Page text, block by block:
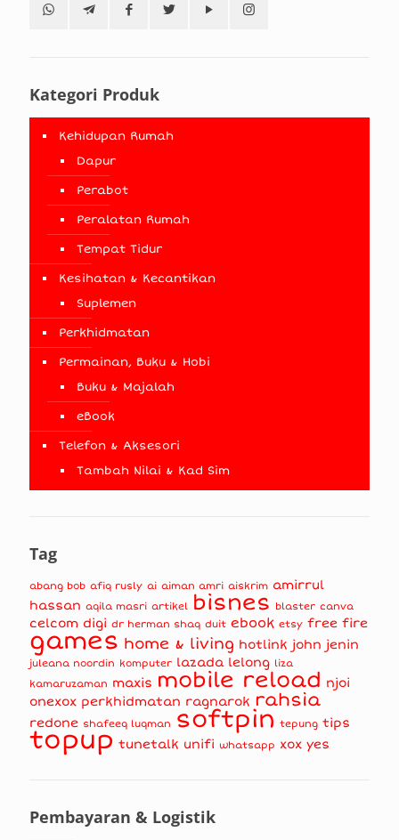
Kategori Produk
Kehidupan Rumah
Dapur
Perabot
Peralatan Rumah
Tempat Tidur
Kesihatan & Kecantikan
Suplemen
Perkhidmatan
Permainan, Buku & Hobi
Buku & Majalah
eBook
Telefon & Aksesori
Tambah Nilai & Kad Sim
Tag
abang bob afiq rusly ai aiman amri aiskrim amirrul
hassan aqila masri artikel bisnes blaster canva
celcom digi dr herman shaq duit ebook etsy free fire
games home & living hotlink john jenin
juleana noordin komputer lazada lelong liza
kamaruzaman maxis mobile reload njoi
onexox perkhidmatan ragnarok rahsia
redone shafeeq luqman softpin tepung tips
topup tunetalk unifi whatsapp xox yes
Pembayaran & Logistik